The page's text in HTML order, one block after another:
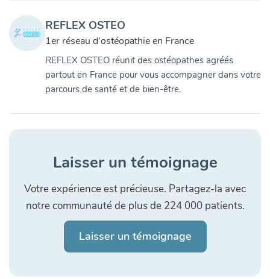
REFLEX OSTEO
1er réseau d'ostéopathie en France
REFLEX OSTEO réunit des ostéopathes agréés
partout en France pour vous accompagner dans votre
parcours de santé et de bien-être.
Laisser un témoignage
Votre expérience est précieuse. Partagez-la avec
notre communauté de plus de 224 000 patients.
Laisser un témoignage